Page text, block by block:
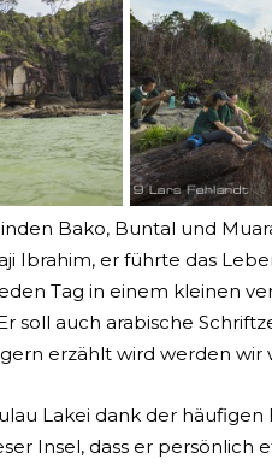
Bako, Buntal und
Ibrahim, er führte das
Tag in einem kleinen
soll auch arabische
erzählt wird werden wir
Lakei dank der
Insel, dass er